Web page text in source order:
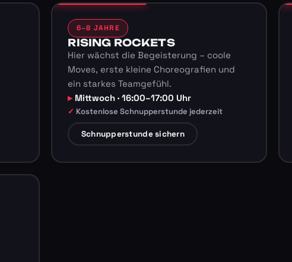
6–8 JAHRE
RISING ROCKETS
Hier wächst die Begeisterung – coole
Moves, erste kleine Choreografien und
ein starkes Teamgefühl.
Mittwoch · 16:00–17:00 Uhr
Kostenlose Schnupperstunde jederzeit
Schnupperstunde sichern